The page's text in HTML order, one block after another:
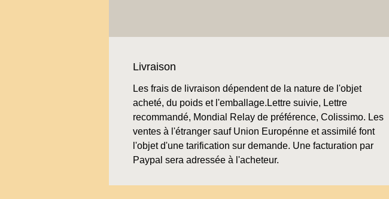
Livraison
Les frais de livraison dépendent de la nature de l'objet
acheté, du poids et l'emballage.Lettre suivie, Lettre
recommandé, Mondial Relay de préférence, Colissimo. Les
ventes à l'étranger sauf Union Europénne et assimilé font
l'objet d'une tarification sur demande. Une facturation par
Paypal sera adressée à l'acheteur.